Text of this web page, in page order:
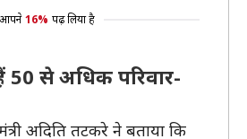
आपने 16% पढ़ लिया है
50 से अधिक परिवार-
अदिति तटकरे ने बताया कि